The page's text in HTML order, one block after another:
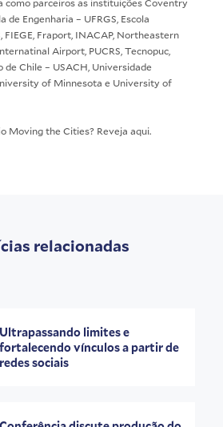
como parceiros as instituições Coventry
de Engenharia – UFRGS, Escola
FIEGE, Fraport, INACAP, Northeastern
Airport, PUCRS, Tecnopuc,
de Chile – USACH, Universidade
of Minnesota e University of
Moving the Cities? Reveja aqui.
relacionadas
Ultrapassando limites e
fortalecendo vínculos a partir de
redes sociais